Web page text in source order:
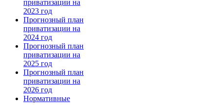
приватизации на
2023 год
Прогнозный план
приватизации на
2024 год
Прогнозный план
приватизации на
2025 год
Прогнозный план
приватизации на
2026 год
Нормативные